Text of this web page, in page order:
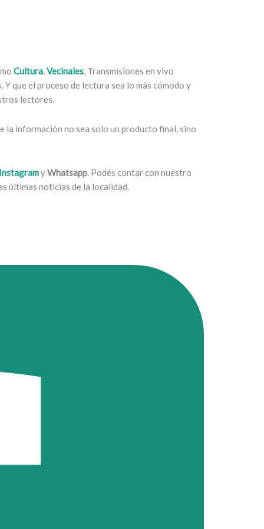
Cultura,Vecinales, Transmisiones en vivo
que el proceso de lectura sea lo más cómodo y
lectores.
la información no sea solo un producto final, sino
yWhatsapp. Podés contar con nuestro
últimas noticias de la localidad.